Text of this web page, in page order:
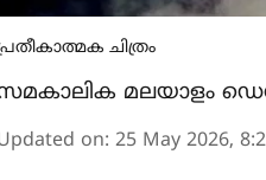
ചിത്രം
മലയാളം
on: 25 May 2026,